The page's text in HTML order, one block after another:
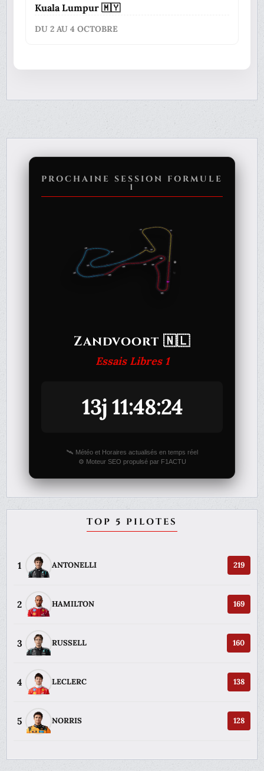
Kuala Lumpur 🇲🇾
DU 2 AU 4 OCTOBRE
PROCHAINE SESSION FORMULE
1
Zandvoort 🇳🇱
Essais Libres 1
13j 11:48:24
🛰️ Météo et Horaires actualisés en temps réel
⚙️ Moteur SEO propulsé par F1ACTU
TOP 5 PILOTES
1 ANTONELLI 219
2 HAMILTON 169
3 RUSSELL 160
4 LECLERC 138
5 NORRIS 128